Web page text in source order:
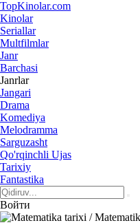
TopKinolar.com
Kinolar
Seriallar
Multfilmlar
Janr
Barchasi
Janrlar
Jangari
Drama
Komediya
Melodramma
Sarguzasht
Qo'rqinchli Ujas
Tarixiy
Fantastika
Войти